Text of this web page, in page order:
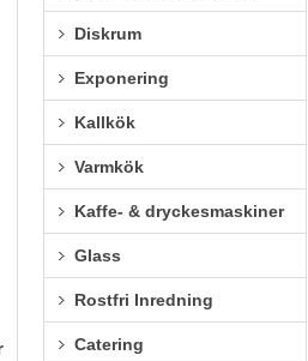
Diskrum
Exponering
Kallkök
Varmkök
Kaffe- & dryckesmaskiner
Glass
Rostfri Inredning
Catering